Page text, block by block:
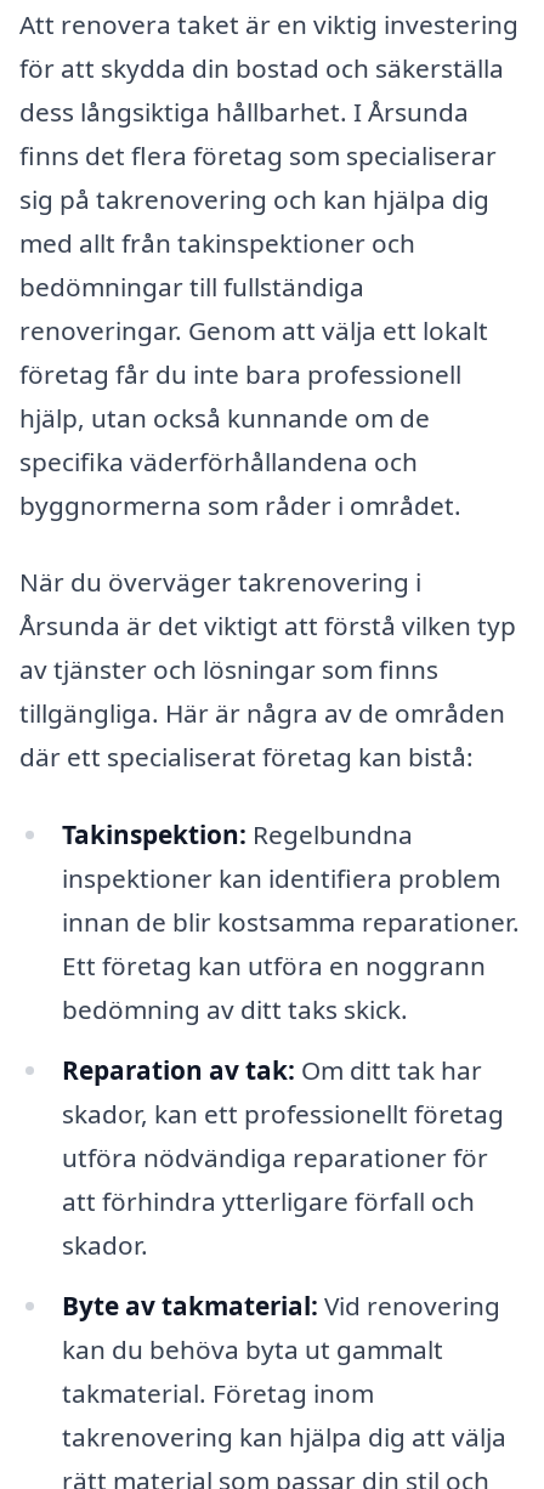
Att renovera taket är en viktig investering
för att skydda din bostad och säkerställa
dess långsiktiga hållbarhet. I Årsunda
finns det flera företag som specialiserar
sig på takrenovering och kan hjälpa dig
med allt från takinspektioner och
bedömningar till fullständiga
renoveringar. Genom att välja ett lokalt
företag får du inte bara professionell
hjälp, utan också kunnande om de
specifika väderförhållandena och
byggnormerna som råder i området.
När du överväger takrenovering i
Årsunda är det viktigt att förstå vilken typ
av tjänster och lösningar som finns
tillgängliga. Här är några av de områden
där ett specialiserat företag kan bistå:
Takinspektion: Regelbundna
inspektioner kan identifiera problem
innan de blir kostsamma reparationer.
Ett företag kan utföra en noggrann
bedömning av ditt taks skick.
Reparation av tak: Om ditt tak har
skador, kan ett professionellt företag
utföra nödvändiga reparationer för
att förhindra ytterligare förfall och
skador.
Byte av takmaterial: Vid renovering
kan du behöva byta ut gammalt
takmaterial. Företag inom
takrenovering kan hjälpa dig att välja
rätt material som passar din stil och